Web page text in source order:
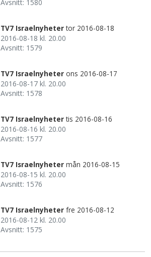
Avsnitt: 1580
TV7 Israelnyheter tor 2016-08-18
2016-08-18 kl. 20.00
Avsnitt: 1579
TV7 Israelnyheter ons 2016-08-17
2016-08-17 kl. 20.00
Avsnitt: 1578
TV7 Israelnyheter tis 2016-08-16
2016-08-16 kl. 20.00
Avsnitt: 1577
TV7 Israelnyheter mån 2016-08-15
2016-08-15 kl. 20.00
Avsnitt: 1576
TV7 Israelnyheter fre 2016-08-12
2016-08-12 kl. 20.00
Avsnitt: 1575